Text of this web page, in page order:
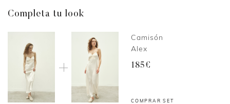
Completa tu look
Camisón
Alex
185€
COMPRAR SET